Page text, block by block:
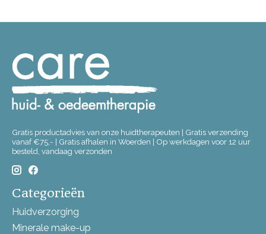
Gratis productadvies van onze huidtherapeuten | Gratis verzending
vanaf €75,- | Gratis afhalen in Woerden | Op werkdagen voor 12 uur
besteld, vandaag verzonden
Categorieën
Huidverzorging
Minerale make-up